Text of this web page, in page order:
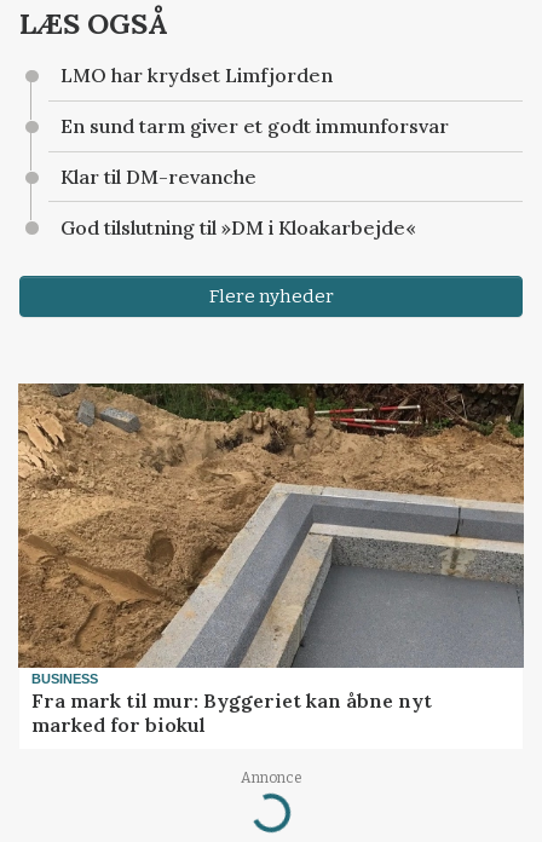
LÆS OGSÅ
LMO har krydset Limfjorden
En sund tarm giver et godt immunforsvar
Klar til DM-revanche
God tilslutning til »DM i Kloakarbejde«
Flere nyheder
BUSINESS
Fra mark til mur: Byggeriet kan åbne nyt
marked for biokul
Annonce
Loading...